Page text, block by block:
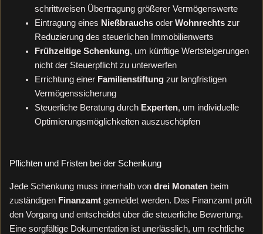
schrittweisen Übertragung größerer Vermögenswerte
Eintragung eines Nießbrauchs oderWohnrechts zur
Reduzierung des steuerlichen Immobilienwerts
Frühzeitige Schenkung, um künftige Wertsteigerungen
nicht der Steuerpflicht zu unterwerfen
Errichtung einer Familienstiftung zur langfristigen
Vermögenssicherung
Steuerliche Beratung durch Experten, um individuelle
Optimierungsmöglichkeiten auszuschöpfen
Pflichten und Fristen bei der Schenkung
Jede Schenkung muss innerhalb von drei Monatenbeim
zuständigen Finanzamtgemeldet werden. Das Finanzamt prüft
den Vorgang und entscheidet über die steuerliche Bewertung.
Eine sorgfältige Dokumentation ist unerlässlich, um rechtliche